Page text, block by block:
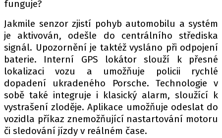
Máte příběh, fotku nebo video?
Pošlete e-mail na autoroad.cz
ETICKÝ KODEX
KONTAKT
VYDAVATEL
INZERCE
funguje?
Jakmile senzor zjistí pohyb automobilu a systém
je aktivován, odešle do centrálního střediska
signál. Upozornění je taktéž vysláno při odpojení
baterie. Interní GPS lokátor slouží k přesné
lokalizaci vozu a umožňuje policii rychlé
dopadení ukradeného Porsche. Technologie v
sobě také integruje i klasický alarm, sloužící k
vystrašení zloděje. Aplikace umožňuje odeslat do
vozidla příkaz znemožňující nastartování motoru
či sledování jízdy v reálném čase.